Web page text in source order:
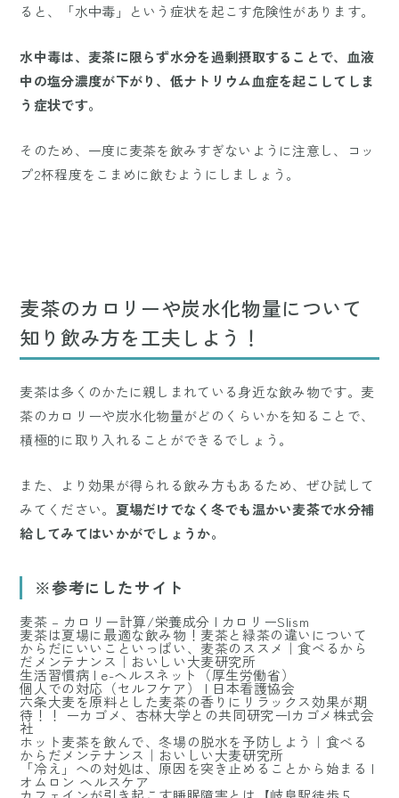
ると、「水中毒」という症状を起こす危険性があります。
水中毒は、麦茶に限らず水分を過剰摂取することで、血液
中の塩分濃度が下がり、低ナトリウム血症を起こしてしま
う症状です。
そのため、一度に麦茶を飲みすぎないように注意し、コッ
プ2杯程度をこまめに飲むようにしましょう。
麦茶のカロリーや炭水化物量について
知り飲み方を工夫しよう！
麦茶は多くのかたに親しまれている身近な飲み物です。麦
茶のカロリーや炭水化物量がどのくらいかを知ることで、
積極的に取り入れることができるでしょう。
また、より効果が得られる飲み方もあるため、ぜひ試して
みてください。 夏場だけでなく冬でも温かい麦茶で水分補
給してみてはいかがでしょうか。
※参考にしたサイト
麦茶 – カロリー計算/栄養成分 | カロリーSlism
麦茶は夏場に最適な飲み物！麦茶と緑茶の違いについて
からだにいいこといっぱい、麦茶のススメ｜食べるから
だメンテナンス｜おいしい大麦研究所
生活習慣病 | e-ヘルスネット（厚生労働省）
個人での対応（セルフケア） | 日本看護協会
六条大麦を原料とした麦茶の香りにリラックス効果が期
待！！ ーカゴメ、杏林大学との共同研究ー|カゴメ株式会
社
ホット麦茶を飲んで、冬場の脱水を予防しよう｜食べる
からだメンテナンス｜おいしい大麦研究所
「冷え」への対処は、原因を突き止めることから始まる |
オムロン ヘルスケア